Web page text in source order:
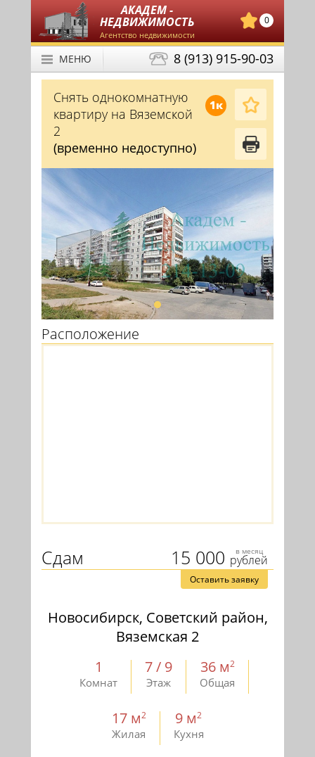
АКАДЕМ -
НЕДВИЖИМОСТЬ
Агентство недвижимости
0
8 (913) 915-90-03
МЕНЮ
1к
Снять однокомнатную
квартиру на Вяземской
2
(временно недоступно)
Расположение
15 000 в месяц
рублей
Сдам
Оставить заявку
Новосибирск, Советский район,
Вяземская 2
1
Комнат
7 / 9
Этаж
36 м2
Общая
17 м2
Жилая
9 м2
Кухня